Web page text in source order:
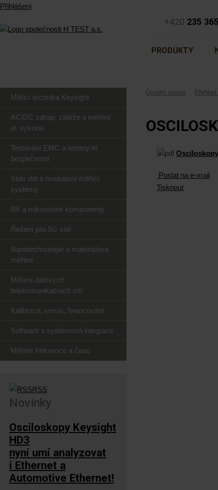
+420 235
PRODUKTY
Přihlášení
Úvodní strana
Poslat na e-mail
Tisknout
Měřicí technika Keysight
AC/DC zdroje, zátěže a měření
el. výkonu
Testování EMC a testery el.
bezpečnosti
Sběr dat a modulární měřící
systémy
RF a mikrovlnné komponenty
Řešení pro 5G sítě
Nanotechnologie a materiálová
měření
Měření datových
telekomunikačních sítí
Kalibrace, servis, financování
Software a systémová integrace
Měření frekvence a času
RSS
Novinky
Osciloskopy Keysight
HD3
nyní umí analyzovat
i Ethernet a
Automotive Ethernet!